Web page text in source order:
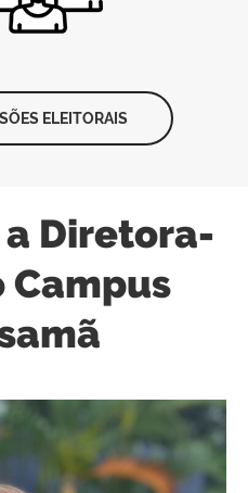
ELEITORAIS
Diretora-
Campus